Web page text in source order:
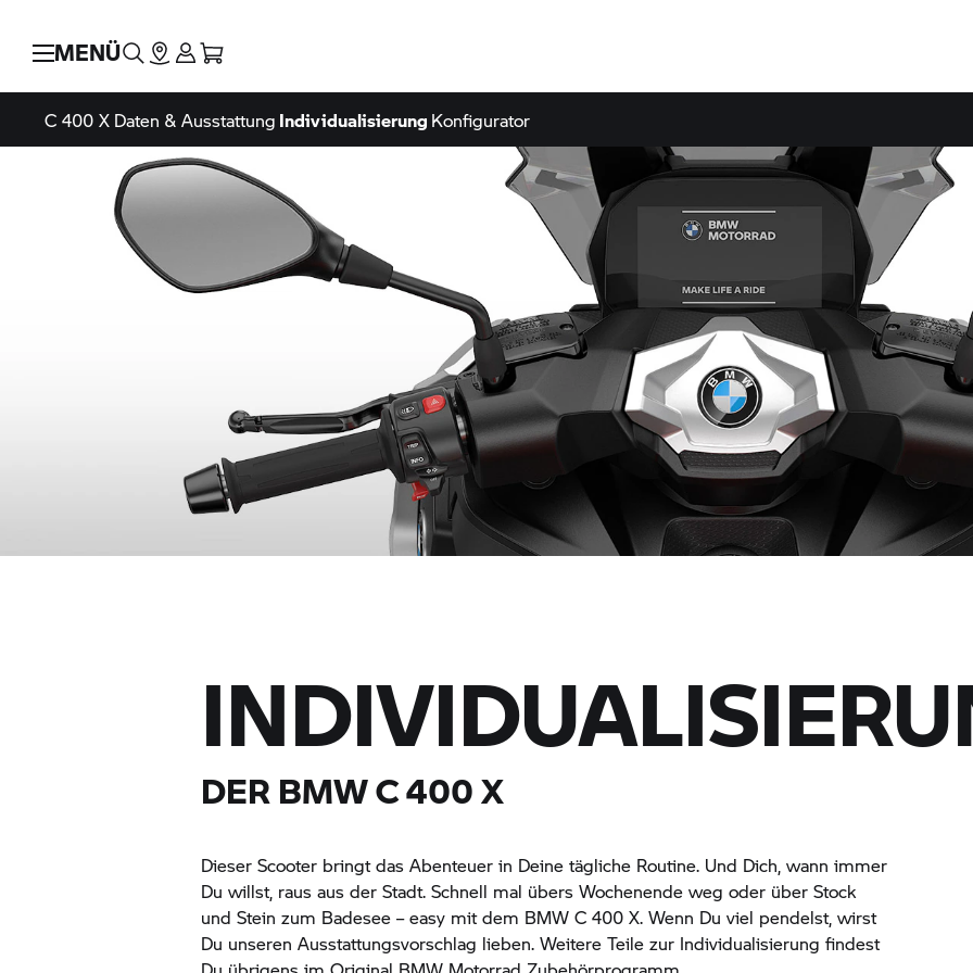
MENÜ
C 400 X Daten & Ausstattung Individualisierung Konfigurator
DER BMWC 400 X
Dieser Scooter bringt das Abenteuer in Deine tägliche Routine. Und Dich, wann immer
Du willst, raus aus der Stadt. Schnell mal übers Wochenende weg oder über Stock
und Stein zum Badesee – easy mit dem BMWC 400 X. Wenn Du viel pendelst, wirst
Du unseren Ausstattungsvorschlag lieben. Weitere Teile zur Individualisierung findest